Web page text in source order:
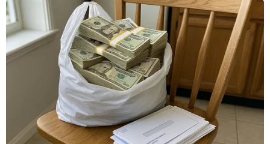
Lịch thi đấu và trực tiếp AFF Cup ngày
21/12: Việt Nam nhập cuộc
20/12/2022 23:26
Đội tuyển Việt Nam đang hướng đến chiến thắng đầu
tay tại AFF Cup 2022 khi có chuyến làm khách trên sân
của đội tuyển Lào ở lượt trận ra quân bảng B.